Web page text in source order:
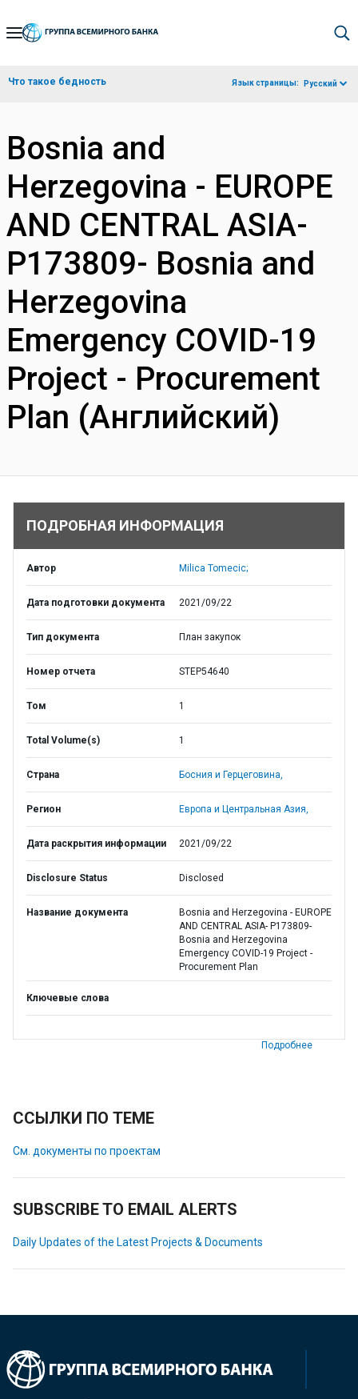
Skip
Navigation
Что такое бедность Язык страницы: Русский
Bosnia and
Herzegovina - EUROPE
AND CENTRAL ASIA-
P173809- Bosnia and
Herzegovina
Emergency COVID-19
Project - Procurement
Plan (Английский)
ПОДРОБНАЯ ИНФОРМАЦИЯ
Автор Milica Tomecic;
Дата подготовки документа 2021/09/22
Тип документа План закупок
Номер отчета STEP54640
Том 1
Total Volume(s) 1
Страна Босния и Герцеговина,
Регион Европа и Центральная Азия,
Дата раскрытия информации 2021/09/22
Disclosure Status Disclosed
Название документа
Bosnia and Herzegovina - EUROPE
AND CENTRAL ASIA- P173809-
Bosnia and Herzegovina
Emergency COVID-19 Project -
Procurement Plan
Ключевые слова
Подробнее
ССЫЛКИ ПО ТЕМЕ
См. документы по проектам
SUBSCRIBE TO EMAIL ALERTS
Daily Updates of the Latest Projects & Documents